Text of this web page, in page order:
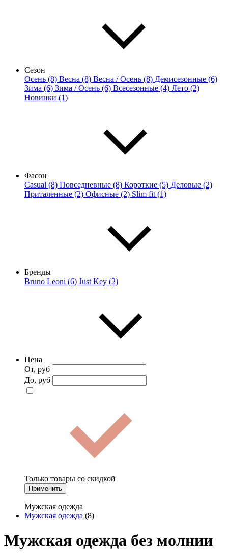
Сезон
Осень (8) Весна (8) Весна / Осень (8) Демисезонные (6)
Зима (6) Зима / Осень (6) Всесезонные (4) Лето (2)
Новинки (1)
Фасон
Casual (8) Повседневные (8) Короткие (5) Деловые (2)
Приталенные (2) Офисные (2) Slim fit (1)
Бренды
Bruno Leoni (6) Just Key (2)
Цена
От, руб
До, руб
Только товары со скидкой
Применить
Мужская одежда
Мужская одежда (8)
Мужская одежда без молнии